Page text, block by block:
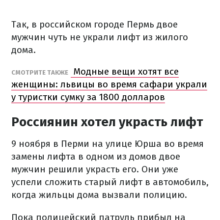
Так, в российском городе Пермь двое
мужчин чуть не украли лифт из жилого
дома.
СМОТРИТЕ ТАКЖЕ
Модные вещи хотят все
женщины: львицы во время сафари украли
у туристки сумку за 1800 долларов
Россиянин хотел украсть лифт
9 ноября в Перми на улице Юрша во время
замены лифта в одном из домов двое
мужчин решили украсть его. Они уже
успели сложить старый лифт в автомобиль,
когда жильцы дома вызвали полицию.
Пока полицейский патруль прибыл на